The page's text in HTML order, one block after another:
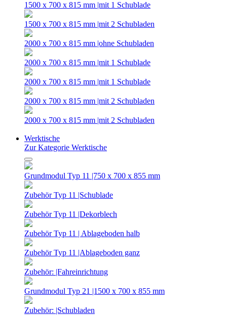
1500 x 700 x 815 mm |mit 1 Schublade
1500 x 700 x 815 mm |mit 2 Schubladen
2000 x 700 x 815 mm |ohne Schubladen
2000 x 700 x 815 mm |mit 1 Schublade
2000 x 700 x 815 mm |mit 1 Schublade
2000 x 700 x 815 mm |mit 2 Schubladen
2000 x 700 x 815 mm |mit 2 Schubladen
Werktische
Zur Kategorie Werktische
Grundmodul Typ 11 |750 x 700 x 855 mm
Zubehör Typ 11 |Schublade
Zubehör Typ 11 |Dekorblech
Zubehör Typ 11 | Ablageboden halb
Zubehör Typ 11 |Ablageboden ganz
Zubehör: |Fahreinrichtung
Grundmodul Typ 21 |1500 x 700 x 855 mm
Zubehör: |Schubladen